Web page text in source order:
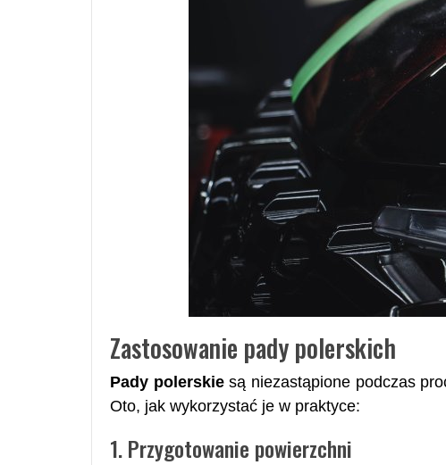
Zastosowanie pady polerskich
Pady polerskiesą niezastąpione podczas
Oto, jak wykorzystać je w praktyce:
1. Przygotowanie powierzchni